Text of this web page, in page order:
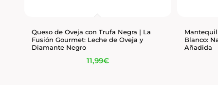
Queso de Oveja con Trufa Negra | La
Fusión Gourmet: Leche de Oveja y
Diamante Negro
11,99€
Blanco:
Añadida